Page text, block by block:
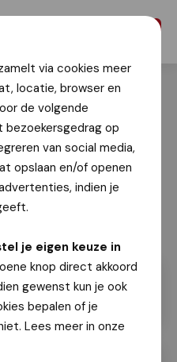
via cookies meer
locatie, browser en
de volgende
bezoekersgedrag op
van social media,
opslaan en/of openen
indien je
je eigen keuze in
knop direct akkoord
gewenst kun je ook
bepalen of je
Lees meer in onze